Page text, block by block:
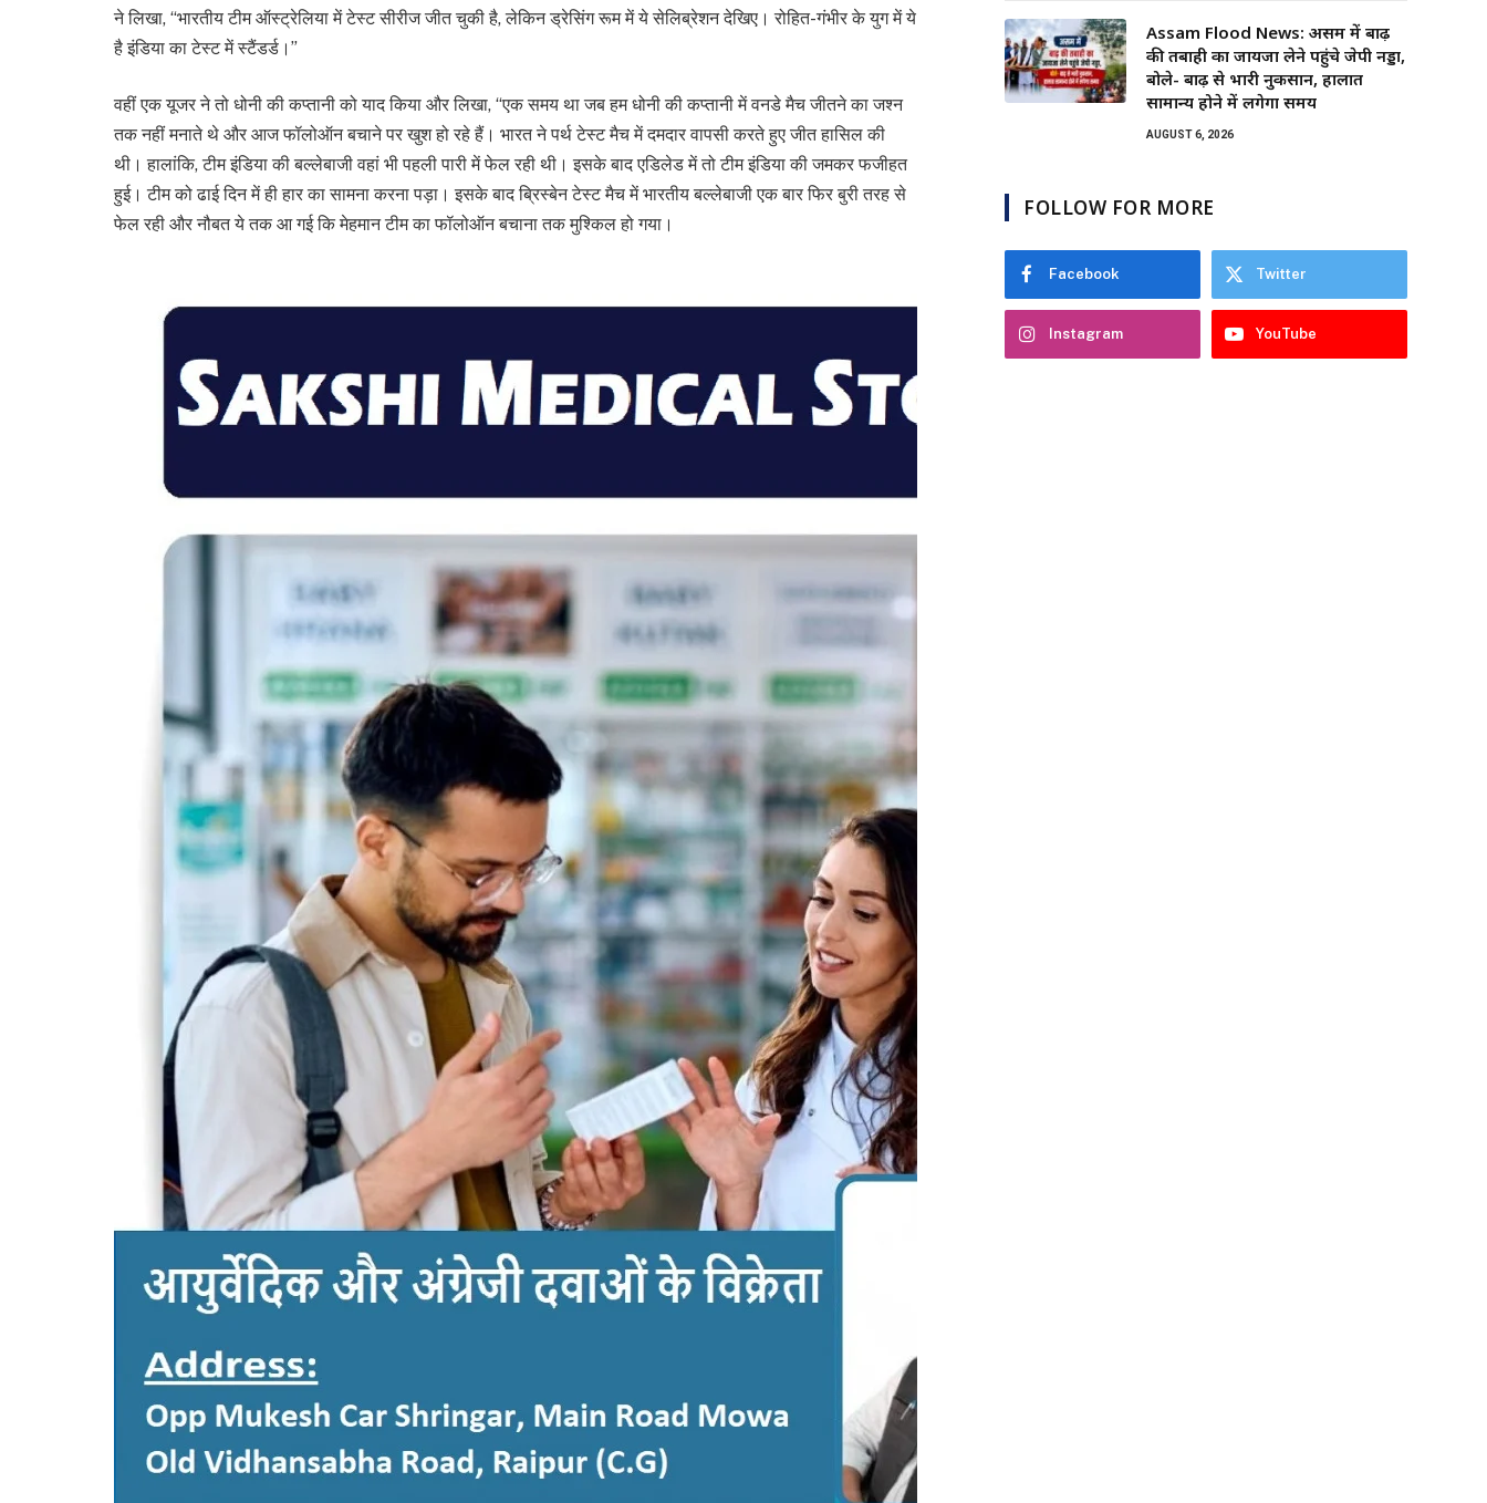
ने लिखा, “भारतीय टीम ऑस्ट्रेलिया में टेस्ट सीरीज जीत चुकी है, लेकिन ड्रेसिंग रूम में ये सेलिब्रेशन देखिए। रोहित-गंभीर के युग में ये
है इंडिया का टेस्ट में स्टैंडर्ड।”
वहीं एक यूजर ने तो धोनी की कप्तानी को याद किया और लिखा, “एक समय था जब हम धोनी की कप्तानी में वनडे मैच जीतने का जश्न
तक नहीं मनाते थे और आज फॉलोऑन बचाने पर खुश हो रहे हैं। भारत ने पर्थ टेस्ट मैच में दमदार वापसी करते हुए जीत हासिल की
थी। हालांकि, टीम इंडिया की बल्लेबाजी वहां भी पहली पारी में फेल रही थी। इसके बाद एडिलेड में तो टीम इंडिया की जमकर फजीहत
हुई। टीम को ढाई दिन में ही हार का सामना करना पड़ा। इसके बाद ब्रिस्बेन टेस्ट मैच में भारतीय बल्लेबाजी एक बार फिर बुरी तरह से
फेल रही और नौबत ये तक आ गई कि मेहमान टीम का फॉलोऑन बचाना तक मुश्किल हो गया।
Assam Flood News: असम में बाढ़
की तबाही का जायजा लेने पहुंचे जेपी नड्डा,
बोले- बाढ़ से भारी नुकसान, हालात
सामान्य होने में लगेगा समय
AUGUST 6, 2026
FOLLOW FOR MORE
Facebook Twitter
Instagram YouTube